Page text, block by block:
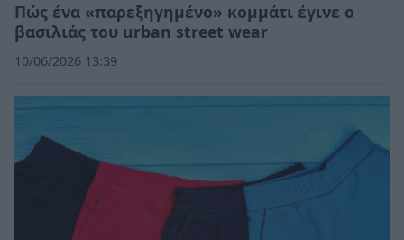
Πώς ένα «παρεξηγημένο» κομμάτι έγινε ο
βασιλιάς του urban street wear
10/06/2026 13:39